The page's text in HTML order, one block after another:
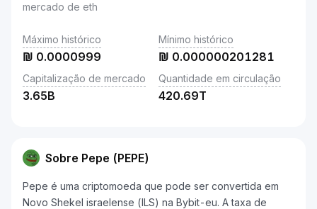
mercado de eth
Máximo histórico
₪ 0.0000999
Mínimo histórico
₪ 0.000000201281
Capitalização de mercado
3.65B
Quantidade em circulação
420.69T
Sobre Pepe (PEPE)
Pepe é uma criptomoeda que pode ser convertida em
Novo Shekel israelense (ILS) na Bybit-eu. A taxa de